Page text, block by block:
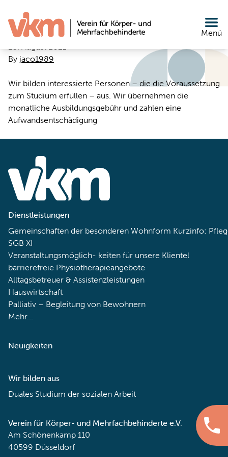
Menü
Duales Studium der sozialen
Arbeit
23. August 2021
By jaco1989
Wir bilden interessierte Personen – die die Voraussetzung
zum Studium erfüllen – aus. Wir übernehmen die
monatliche Ausbildungsgebühr und zahlen eine
Aufwandsentschädigung
Dienstleistungen
Gemeinschaften der besonderen Wohnform Kurzinfo:
SGB XI
Veranstaltungsmöglich- keiten für unsere Klientel
barrierefreie Physiotherapieangebote
Alltagsbetreuer & Assistenzleistungen
Hauswirtschaft
Palliativ – Begleitung von Bewohnern
Mehr...
Neuigkeiten
Wir bilden aus
Duales Studium der sozialen Arbeit
Verein für Körper- und Mehrfachbehinderte e.V.
Am Schönenkamp 110
40599 Düsseldorf